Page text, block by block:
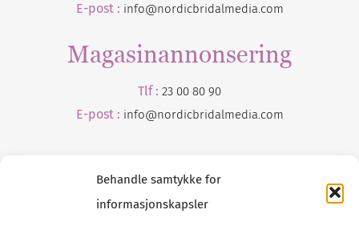
Behandle samtykke for
informasjonskapsler
E-post : info@nordicbridalmedia.com
Magasinannonsering
Tlf : 23 00 80 90
E-post : info@nordicbridalmedia.com